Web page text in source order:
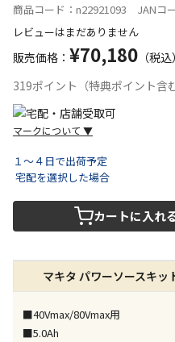
商品コード：n22921093 JANコ
レビューはまだありません
販売価格： ¥70,180 （税込）
319ポイント（特典ポイント含む
マークについて ▼
できません）
※同時購入の商品は
す
１～４日で出荷予定
宅配を選択した場合
カートに入れ
マキタ パワーソースキ
■40Vmax/80Vmax用
■5.0Ah